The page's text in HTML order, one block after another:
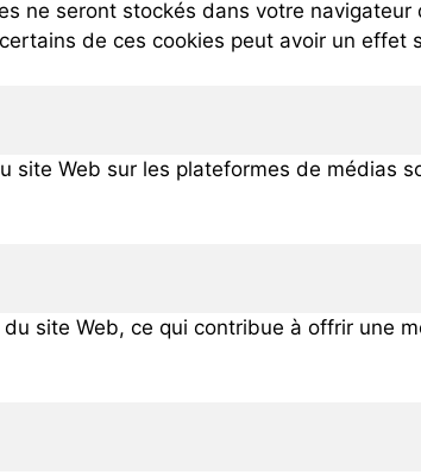
ne seront stockés dans votre navigateur
de ces cookies peut avoir un effet
Web sur les plateformes de médias
site Web, ce qui contribue à offrir une